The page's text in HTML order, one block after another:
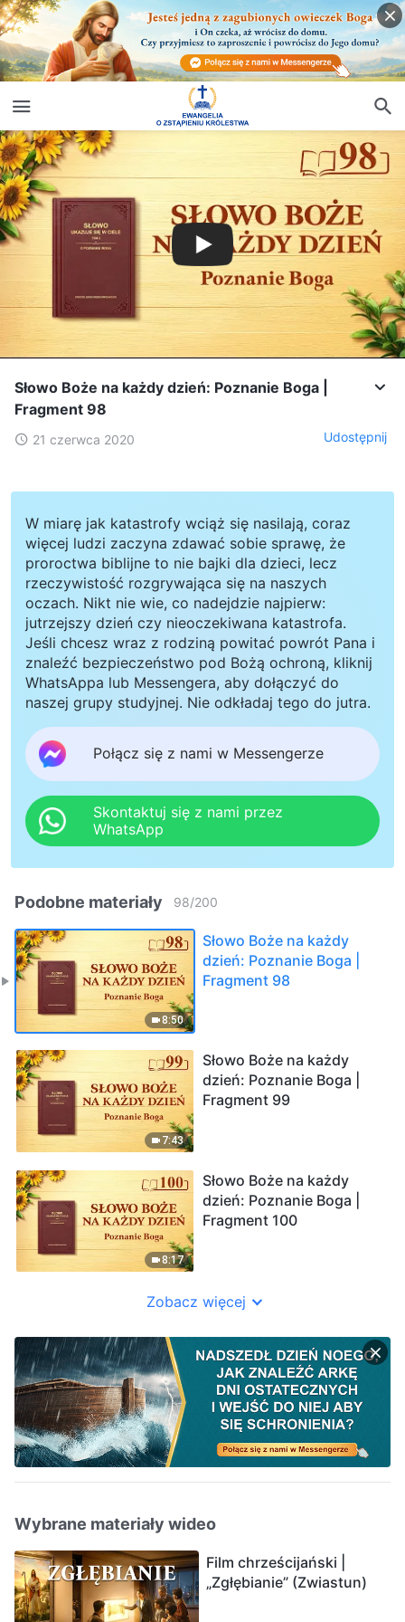
Słowo Boże na każdy dzień: Poznanie Boga |
Fragment 98
21 czerwca 2020 Udostępnij
W miarę jak katastrofy wciąż się nasilają, coraz
więcej ludzi zaczyna zdawać sobie sprawę, że
proroctwa biblijne to nie bajki dla dzieci, lecz
rzeczywistość rozgrywająca się na naszych
oczach. Nikt nie wie, co nadejdzie najpierw:
jutrzejszy dzień czy nieoczekiwana katastrofa.
Jeśli chcesz wraz z rodziną powitać powrót Pana i
znaleźć bezpieczeństwo pod Bożą ochroną, kliknij
WhatsAppa lub Messengera, aby dołączyć do
naszej grupy studyjnej. Nie odkładaj tego do jutra.
Połącz się z nami w Messengerze
Skontaktuj się z nami przez
WhatsApp
Podobne materiały 98/200
8:50
Słowo Boże na każdy
dzień: Poznanie Boga |
Fragment 98
7:43
Słowo Boże na każdy
dzień: Poznanie Boga |
Fragment 99
8:17
Słowo Boże na każdy
dzień: Poznanie Boga |
Fragment 100
Zobacz więcej
Wybrane materiały wideo
Film chrześcijański |
„Zgłębianie” (Zwiastun)